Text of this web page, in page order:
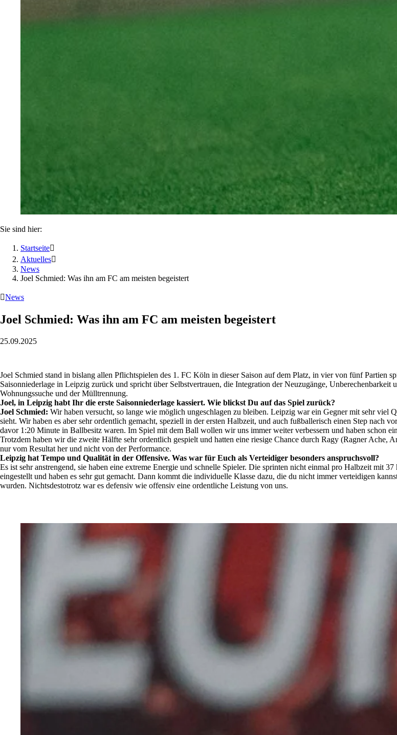
Sie sind hier:
Startseite
Aktuelles
News
Joel Schmied: Was ihn am FC am meisten begeistert
News
Joel Schmied: Was ihn am FC am meisten begeistert
25.09.2025
Joel Schmied stand in bislang allen Pflichtspielen des 1. FC Köln in dieser Saison auf dem Platz, in vier von fünf Partien
Saisonniederlage in Leipzig zurück und spricht über Selbstvertrauen, die Integration der Neuzugänge,
Wohnungssuche und der Mülltrennung.
Joel, in Leipzig habt Ihr die erste Saisonniederlage kassiert. Wie blickst Du auf das Spiel zurück?
Joel Schmied: Wir haben versucht, so lange wie möglich ungeschlagen zu bleiben. Leipzig war ein Gegner mit sehr viel
sieht. Wir haben es aber sehr ordentlich gemacht, speziell in der ersten Halbzeit, und auch fußballerisch einen Step nach
davor 1:20 Minute in Ballbesitz waren. Im Spiel mit dem Ball wollen wir uns immer weiter verbessern und haben schon
Trotzdem haben wir die zweite Hälfte sehr ordentlich gespielt und hatten eine riesige Chance durch Ragy (Ragner Ache,
nur vom Resultat her und nicht von der Performance.
Leipzig hat Tempo und Qualität in der Offensive. Was war für Euch als Verteidiger besonders anspruchsvoll?
Es ist sehr anstrengend, sie haben eine extreme Energie und schnelle Spieler. Die sprinten nicht einmal pro Halbzeit mit
eingestellt und haben es sehr gut gemacht. Dann kommt die individuelle Klasse dazu, die du nicht immer verteidigen
wurden. Nichtsdestotrotz war es defensiv wie offensiv eine ordentliche Leistung von uns.